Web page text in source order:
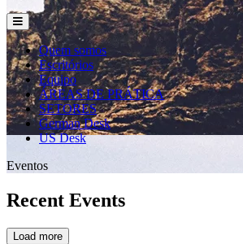
Quem somos
Escritórios
Equipo
ÁREAS DE PRÁTICA
SETORES
German Desk
US Desk
Eventos
Recent Events
Load more